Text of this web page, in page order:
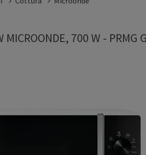
MICROONDE, 700 W - PRMG